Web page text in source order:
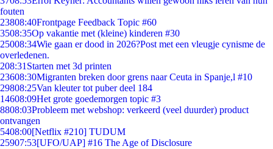
fouten
23808:40Frontpage Feedback Topic #60
3508:35Op vakantie met (kleine) kinderen #30
25008:34Wie gaan er dood in 2026?Post met een vleugje cynisme de
overledenen.
208:31 Starten met 3d printen
23608:30Migranten breken door grens naar Ceuta in Spanje,l #10
29808:25Van kleuter tot puber deel 184
14608:09Het grote goedemorgen topic #3
8808:03Probleem met webshop: verkeerd (veel duurder) product
ontvangen
5408:00[Netflix #210] TUDUM
25907:53[UFO/UAP] #16 The Age of Disclosure